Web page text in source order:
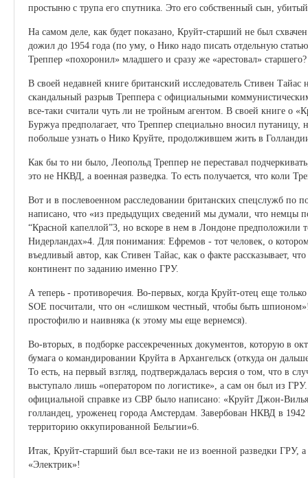
простыню с трупа его спутника. Это его собственный сын,
На самом деле, как будет показано, Круйт-старший не был
дожил до 1954 года (по уму, о Нико надо писать отдельную
Треппер «похоронил» младшего и сразу же «арестовал» старшего?
В своей недавней книге британский исследователь Стивен
скандальный разрыв Треппера с официальными
все-таки считали чуть ли не тройным агентом. В своей книге о
Буржуа предполагает, что Треппер специально вносил путаницу,
побольше узнать о Нико Круйте, продолжившем жить в
Как бы то ни было, Леопольд Треппер не переставал
это не НКВД, а военная разведка. То есть получается, что коли
Вот и в послевоенном расследовании британских спецслужб по
написано, что «из предыдущих сведений мы думали, что немцы
“Красной капеллой”3, но вскоре в нем в Лондоне предположили
Нидерландах»4. Для понимания: Ефремов - тот человек, о
въедливый автор, как Стивен Тайас, как о факте рассказывает,
континент по заданию именно ГРУ.
А теперь - противоречия. Во-первых, когда Круйт-отец еще
SOE посчитали, что он «слишком честный, чтобы быть
простофилю и наивняка (к этому мы еще вернемся).
Во-вторых, в подборке рассекреченных документов, которую в
бумага о командировании Круйта в Архангельск (откуда он
То есть, на первый взгляд, подтверждалась версия о том, что в
выступало лишь «оператором по логистике», а сам он был из
официальной справке из СВР было написано: «Круйт Джон-
голландец, уроженец города Амстердам. Завербован НКВД в
территорию оккупированной Бельгии»6.
Итак, Круйт-старший был все-таки не из военной разведки ГРУ,
«Электрик»!